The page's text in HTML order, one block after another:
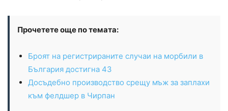
Прочетете още по темата:
Броят на регистрираните случаи на морбили в
България достигна 43
Досъдебно производство срещу мъж за заплахи
към фелдшер в Чирпан